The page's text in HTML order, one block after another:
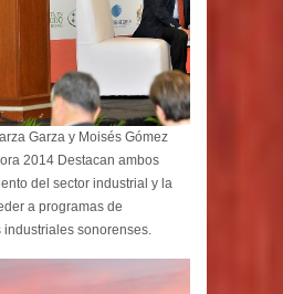
Garza y Moisés Gómez
2014 Destacan ambos
del sector industrial y la
a programas de
sonorenses.